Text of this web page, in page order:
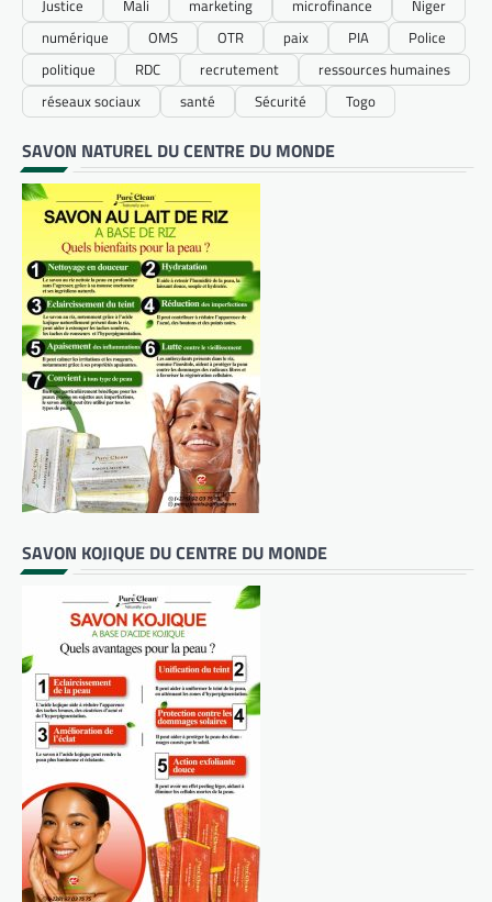
Justice Mali marketing microfinance
Niger
numérique
OMS OTR paix PIA
Police
politique
RDC recrutement
ressources humaines
réseaux sociaux
santé Sécurité Togo
SAVON NATUREL DU CENTRE DU MONDE
SAVON KOJIQUE DU CENTRE DU MONDE